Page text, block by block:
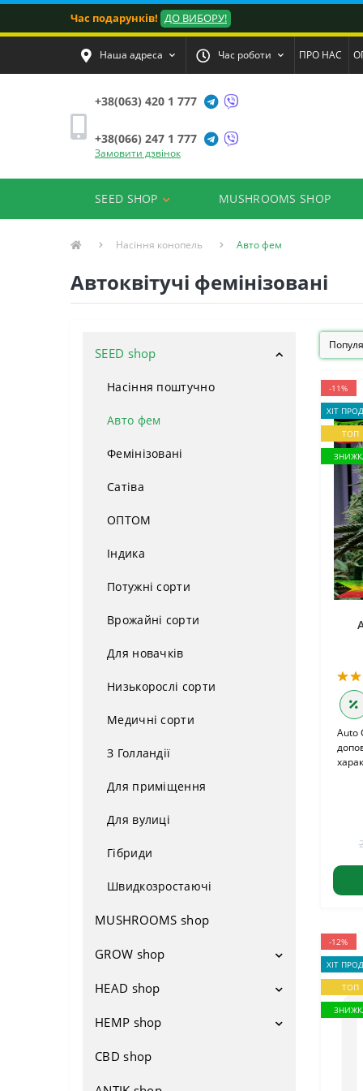
Час подарунків! ДО ВИБОРУ!
Наша адреса Час роботи ПРО НАС
+38(063) 420 1 777
+38(066) 247 1 777
Замовити дзвінок
SEED SHOP MUSHROOMS SHOP
Насіння конопель Авто фем
Автоквітучі фемінізовані
SEED shop
Насіння поштучно
Авто фем
Фемінізовані
Сатіва
ОПТОМ
Індика
Потужні сорти
Врожайні сорти
Для новачків
Низькорослі сорти
Медичні сорти
З Голландії
Для приміщення
Для вулиці
Гібриди
Швидкозростаючі
MUSHROOMS shop
GROW shop
Гроубокси
Вентиляція
Вентилятори
Фільтри
Добрива
Освітлення
HEAD shop
Напаси
Бонги
HEMP shop
Атрибутика
CBD shop
-11%
ХІТ
ТОП
Auto
-12%
ХІТ
ТОП